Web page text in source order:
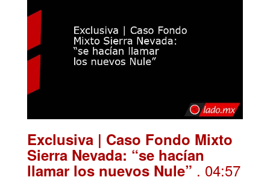
Exclusiva | Caso Fondo Mixto
Sierra Nevada: “se hacían
llamar los nuevos Nule” . 04:57